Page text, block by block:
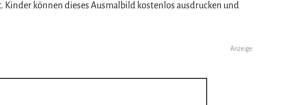
Kinder können dieses Ausmalbild kostenlos ausdrucken und
Anzeige